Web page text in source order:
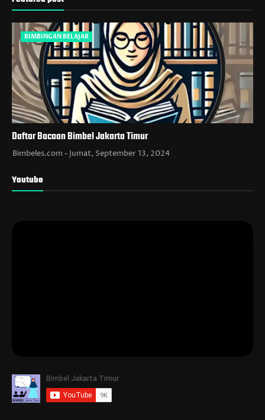
BIMBINGAN BELAJAR
Daftar Bacaan Bimbel Jakarta Timur
Bimbeles.com Jumat, September 13, 2024
Youtube